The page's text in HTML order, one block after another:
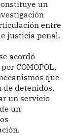
un
entre
justicia penal.
acordó
COMOPOL,
que
detenidos,
un servicio
un